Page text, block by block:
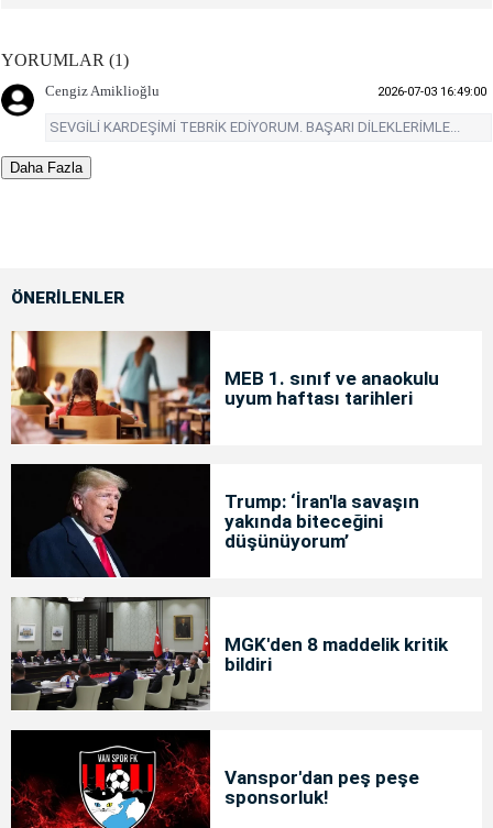
YORUMLAR (1)
Cengiz Amiklioğlu 2026-07-03 16:49:00
SEVGİLİ KARDEŞİMİ TEBRİK EDİYORUM. BAŞARI DİLEKLERİMLE...
Daha Fazla
ÖNERİLENLER
MEB 1. sınıf ve anaokulu
uyum haftası tarihleri
Trump: ‘İran'la savaşın
yakında biteceğini
düşünüyorum’
MGK'den 8 maddelik kritik
bildiri
Vanspor'dan peş peşe
sponsorluk!